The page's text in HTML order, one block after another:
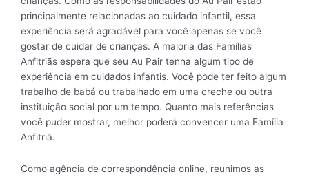
principalmente relacionadas ao cuidado infantil, essa
experiência será agradável para você apenas se você
gostar de cuidar de crianças. A maioria das Famílias
Anfitriãs espera que seu Au Pair tenha algum tipo de
experiência em cuidados infantis. Você pode ter feito algum
trabalho de babá ou trabalhado em uma creche ou outra
instituição social por um tempo. Quanto mais referências
você puder mostrar, melhor poderá convencer uma Família
Anfitriã.
Como agência de correspondência online, reunimos as